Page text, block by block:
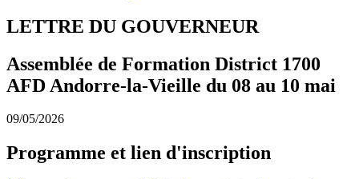
LETTRE DU GOUVERNEUR
Assemblée de Formation District 1700
AFD Andorre-la-Vieille du 08 au 10 mai
09/05/2026
Programme et lien d'inscription